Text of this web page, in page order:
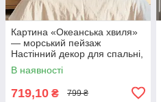
Картина «Океанська хвиля»
— морський пейзаж
Настінний декор для спальні,
вітальні Друк на полотні
60х40 см
В наявності
719,10 ₴ 799 ₴